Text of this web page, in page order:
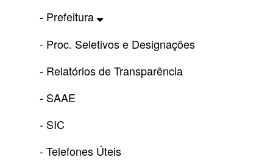
- Prefeitura
- Proc. Seletivos e Designações
- Relatórios de Transparência
- SAAE
- SIC
- Telefones Úteis